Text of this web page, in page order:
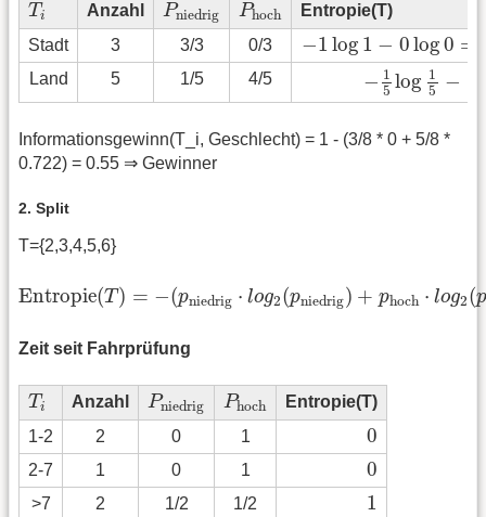
Ti Anzahl Pniedrig Phoch
Entropie(T)
Stadt
3 3/3 0/3 −1 log 1 − 0log0 =
−1log1−0log0=−1⋅
Land 5 1/5 4/5 − 1
5 log 1
5
−
−15log15−4
Informationsgewinn(T_i, Geschlecht) = 1 - (3/8 * 0 + 5/8 *
0.722) = 0.55 ⇒ Gewinner
2. Split
T={2,3,4,5,6}
Entropie(T ) = −(pniedrig ⋅ log2(pniedrig) + phoch ⋅ log2(p
Entropie (T) niedrig og p niedrig ⋅ 2
Zeit seit Fahrprüfung
Ti
Ti Anzahl Pniedrig
PniedrigPhoch
Phoch Entropie(T)
1-2
2 0 1 0
0
2-7 1 0 1 0
0
>7 2 1/2 1/2 1
1